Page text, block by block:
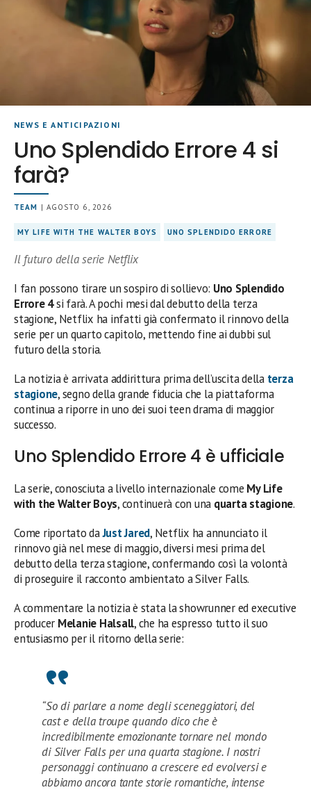
NEWS E ANTICIPAZIONI
Uno Splendido Errore 4 si
farà?
TEAM | AGOSTO 6, 2026
MY LIFE WITH THE WALTER BOYS UNO SPLENDIDO ERRORE
Il futuro della serie Netflix
I fan possono tirare un sospiro di sollievo: Uno Splendido
Errore 4si farà. A pochi mesi dal debutto della terza
stagione, Netflix ha infatti già confermato il rinnovo della
serie per un quarto capitolo, mettendo fine ai dubbi sul
futuro della storia.
La notizia è arrivata addirittura prima dell’uscita della terza
stagione, segno della grande fiducia che la piattaforma
continua a riporre in uno dei suoi teen drama di maggior
successo.
Uno Splendido Errore 4 è ufficiale
La serie, conosciuta a livello internazionale come My Life
with the Walter Boys, continuerà con una quarta stagione.
Come riportato daJust Jared, Netflix ha annunciato il
rinnovo già nel mese di maggio, diversi mesi prima del
debutto della terza stagione, confermando così la volontà
di proseguire il racconto ambientato a Silver Falls.
A commentare la notizia è stata la showrunner ed executive
producer Melanie Halsall, che ha espresso tutto il suo
entusiasmo per il ritorno della serie:
“So di parlare a nome degli sceneggiatori, del
cast e della troupe quando dico che è
incredibilmente emozionante tornare nel mondo
di Silver Falls per una quarta stagione. I nostri
personaggi continuano a crescere ed evolversi e
abbiamo ancora tante storie romantiche, intense